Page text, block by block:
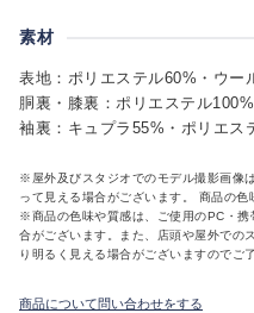
素材
表地：ポリエステル60%・ウー
胴裏・膝裏：ポリエステル100%
袖裏：キュプラ55%・ポリエス
※屋外及びスタジオでのモデル撮影画像
って見える場合がございます。 商品の色
※商品の色味や質感は、ご使用のPC・
合がございます。また、店頭や屋外での
り明るく見える場合がございますのでご
商品について問い合わせをする